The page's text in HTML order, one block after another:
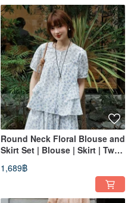
Round Neck Floral Blouse and
Skirt Set | Blouse | Skirt | Two
Colors | Summer Collection |
Sora-2142
1,689฿